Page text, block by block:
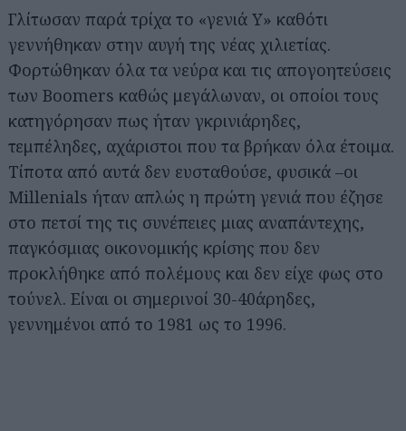
Γλίτωσαν παρά τρίχα το «γενιά Y» καθότι
γεννήθηκαν στην αυγή της νέας χιλιετίας.
Φορτώθηκαν όλα τα νεύρα και τις απογοητεύσεις
των Boomers καθώς μεγάλωναν, οι οποίοι τους
κατηγόρησαν πως ήταν γκρινιάρηδες,
τεμπέληδες, αχάριστοι που τα βρήκαν όλα έτοιμα.
Τίποτα από αυτά δεν ευσταθούσε, φυσικά –οι
Millenials ήταν απλώς η πρώτη γενιά που έζησε
στο πετσί της τις συνέπειες μιας αναπάντεχης,
παγκόσμιας οικονομικής κρίσης που δεν
προκλήθηκε από πολέμους και δεν είχε φως στο
τούνελ. Είναι οι σημερινοί 30-40άρηδες,
γεννημένοι από το 1981 ως το 1996.